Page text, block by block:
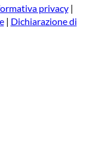
privacy|
| Dichiarazione di